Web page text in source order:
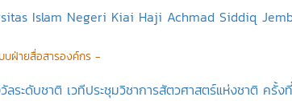
Islam Negeri Kiai Haji Achmad Siddiq
บฝ่ายสื่อสารองค์กร -
ระดับชาติ เวทีประชุมวิชาการสัตวศาสตร์แห่งชาติ ครั้ง